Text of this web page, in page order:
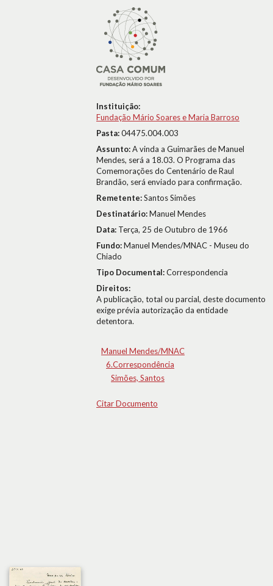
Instituição:
Fundação Mário Soares e Maria Barroso
Pasta:04475.004.003
Assunto:A vinda a Guimarães de Manuel
Mendes, será a 18.03. O Programa das
Comemorações do Centenário de Raul
Brandão, será enviado para confirmação.
Remetente:Santos Simões
Destinatário:Manuel Mendes
Data: Terça, 25 de Outubro de 1966
Fundo:Manuel Mendes/MNAC - Museu do
Chiado
Tipo Documental:Correspondencia
Direitos:
A publicação, total ou parcial, deste documento
exige prévia autorização da entidade
detentora.
Manuel Mendes/MNAC
6.Correspondência
Simões, Santos
Citar Documento